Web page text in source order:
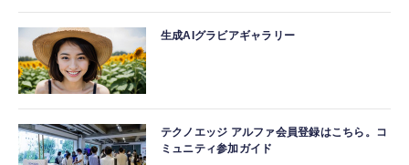
生成AIグラビアギャラリー
テクノエッジ アルファ会員登録はこちら。コ
ミュニティ参加ガイド